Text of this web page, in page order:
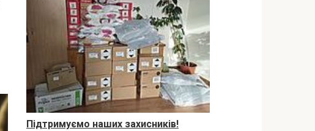
Підтримуємо наших захисників!